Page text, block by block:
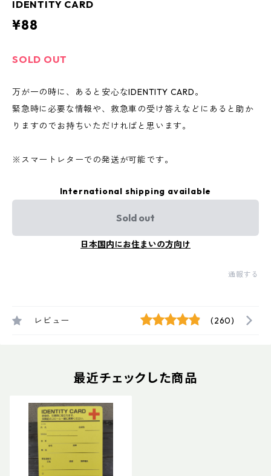
IDENTITY CARD
¥88
SOLD OUT
万が一の時に、あると安心なIDENTITY CARD。
緊急時に必要な情報や、救急車の受け答えなどにあると助か
りますのでお持ちいただければと思います。
※スマートレターでの発送が可能です。
International shipping available
Sold out
日本国内にお住まいの方向け
通報する
レビュー (260)
最近チェックした商品